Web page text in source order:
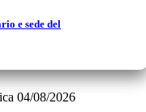
e sede del
04/08/2026